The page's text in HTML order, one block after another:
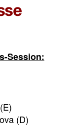
Session:
(D)